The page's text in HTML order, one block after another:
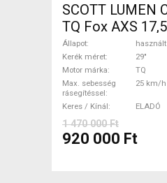
SCOTT LUMEN
TQ Fox AXS
Elektromos
29" össztelós /
használt ELADÓ
Állapot
használt
Kerék méret
29"
Motor márka
TQ
Max. sebesség
rásegítéssel
25 km/h
Keres / Kínál ELADÓ
1 470 000 Ft
920 000 Ft